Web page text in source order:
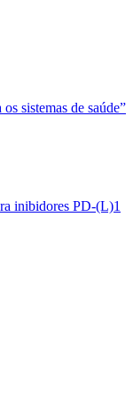
sistemas de saúde”
inibidores PD-(L)1